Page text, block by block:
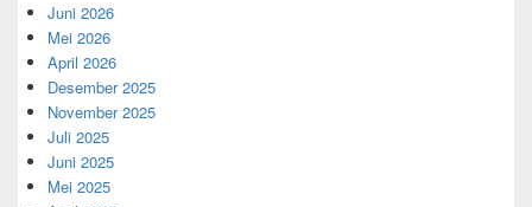
Juni 2026
Mei 2026
April 2026
Desember 2025
November 2025
Juli 2025
Juni 2025
Mei 2025